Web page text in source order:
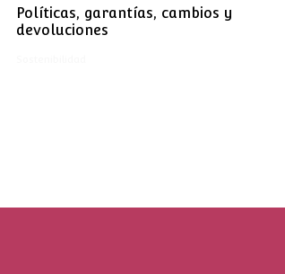
Políticas, garantías, cambios y
devoluciones